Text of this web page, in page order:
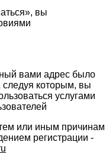
вы
вами адрес было
следуя которым, вы
услугами
или иным причинам
регистрации -